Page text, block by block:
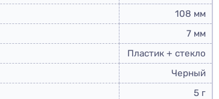
108 мм
7 мм
Пластик + стекло
Черный
5 г